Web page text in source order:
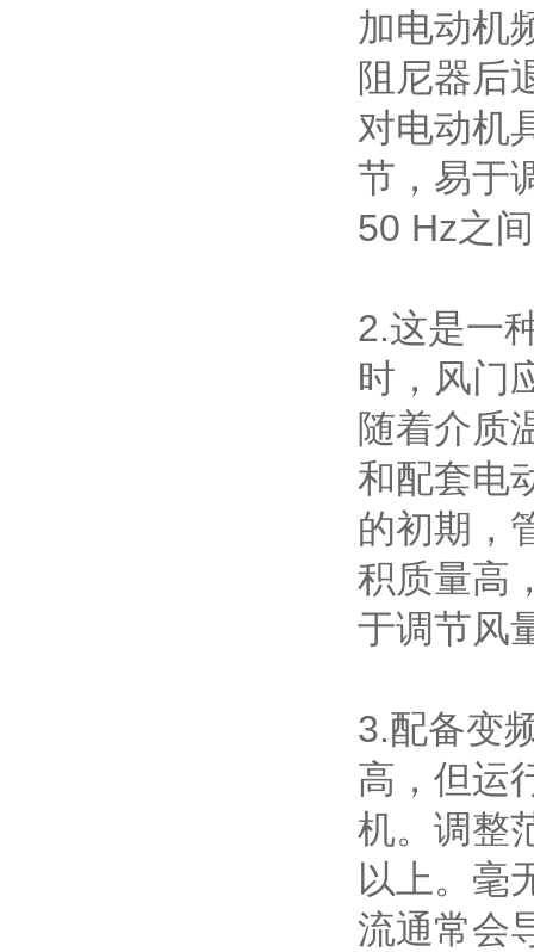
加电动机
阻尼器后
对电动机
节，易于
50 Hz之
2.这是一
时，风门
随着介质
和配套电
的初期，
积质量高
于调节风
3.配备变
高，但运
机。调整
以上。毫
流通常会